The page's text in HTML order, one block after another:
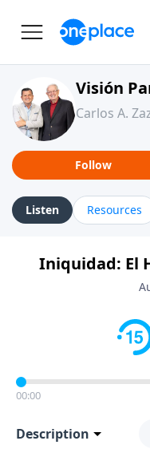
Visión
Carlos A.
Follow
Listen Resources
Iniquidad: El
00:00
Description